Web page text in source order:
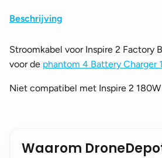
Beschrijving
Stroomkabel voor Inspire 2 Factory
voor de phantom 4 Battery Charger
Niet compatibel met Inspire 2
Waarom